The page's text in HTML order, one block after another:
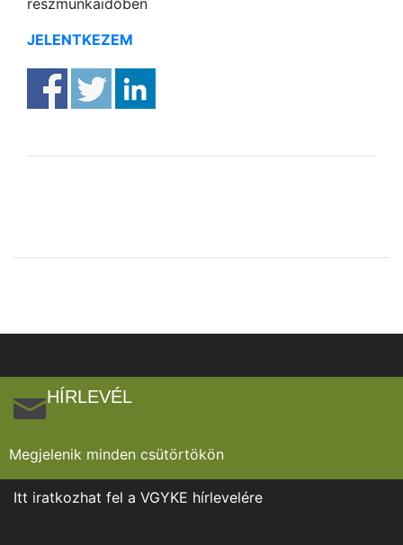
részmunkaidőben
JELENTKEZEM
HÍRLEVÉL
Megjelenik minden csütörtökön
Itt iratkozhat fel a VGYKE hírlevelére